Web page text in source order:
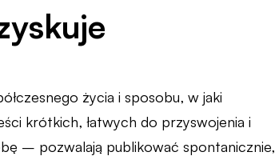
życia i sposobu, w jaki
krótkich, łatwych do przyswojenia i
– pozwalają publikować spontanicznie,